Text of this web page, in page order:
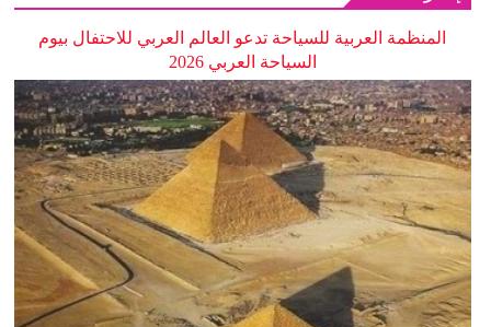
المنظمة العربية للسياحة تدعو العالم العربي للاحتفال بيوم
السياحة العربي 2026